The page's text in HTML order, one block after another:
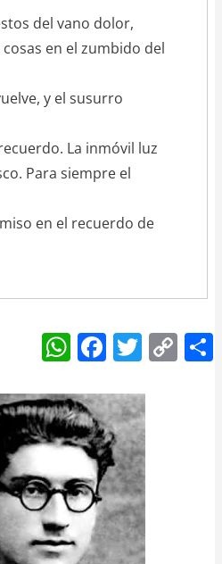
del vano dolor,
en el zumbido del
y el susurro
La inmóvil luz
Para siempre el
en el recuerdo de
W
h
at
s
A
p
p
F
a
c
e
b
o
o
k
T
w
itt
er
C
o